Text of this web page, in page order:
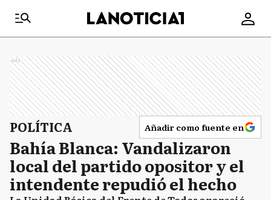
Ads
POLÍTICA Añadir como fuente en
Bahía Blanca: Vandalizaron
local del partido opositor y el
intendente repudió el hecho